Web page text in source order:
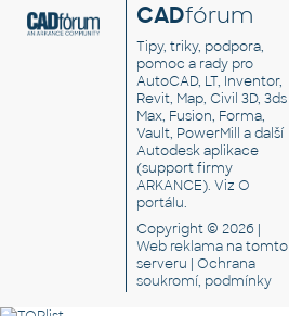
CADfórum
Tipy, triky, podpora,
pomoc a rady pro
AutoCAD, LT, Inventor,
Revit, Map, Civil 3D, 3ds
Max, Fusion, Forma,
Vault, PowerMill a další
Autodesk aplikace
(support firmy
ARKANCE). VizO
portálu.
Copyright © 2026 |
Web reklama na tomto
serveru |Ochrana
soukromí, podmínky